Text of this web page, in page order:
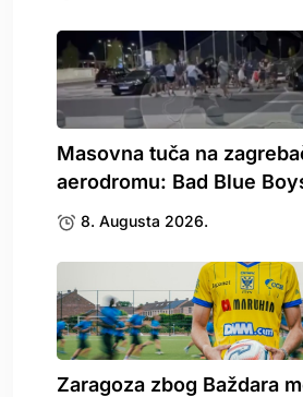
Masovna tuča na
aerodromu: Bad Blue
8. Augusta 2026.
Zaragoza zbog Baždara